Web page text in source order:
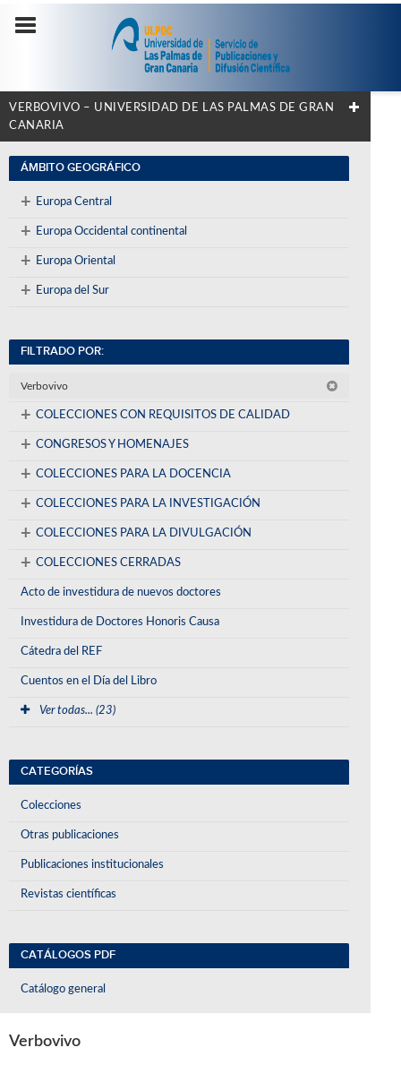
VERBOVIVO – UNIVERSIDAD DE LAS PALMAS DE GRAN
CANARIA
ÁMBITO GEOGRÁFICO
+ Europa Central
+ Europa Occidental continental
+ Europa Oriental
+ Europa del Sur
FILTRADO POR:
Verbovivo
+ COLECCIONES CON REQUISITOS DE CALIDAD
+ CONGRESOS Y HOMENAJES
+ COLECCIONES PARA LA DOCENCIA
+ COLECCIONES PARA LA INVESTIGACIÓN
+ COLECCIONES PARA LA DIVULGACIÓN
+ COLECCIONES CERRADAS
Acto de investidura de nuevos doctores
Investidura de Doctores Honoris Causa
Cátedra del REF
Cuentos en el Día del Libro
Ver todas... (23)
CATEGORÍAS
Colecciones
Otras publicaciones
Publicaciones institucionales
Revistas científicas
CATÁLOGOS PDF
Catálogo general
Verbovivo